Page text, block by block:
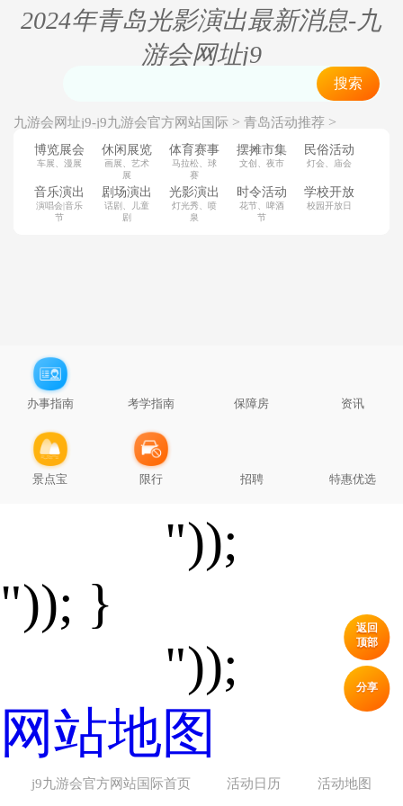
2024年青岛光影演出最新消息-九
游会网址j9
搜索
九游会网址j9-j9九游会官方网站国际 > 青岛活动推荐 >
青岛光影演出 >青岛其他
博览展会
车展、漫展
休闲展览
画展、艺术
展
体育赛事
马拉松、球
赛
摆摊市集
文创、夜市
民俗活动
灯会、庙会
音乐演出
演唱会|音乐
节
剧场演出
话剧、儿童
剧
光影演出
灯光秀、喷
泉
时令活动
花节、啤酒
节
学校开放
校园开放日
j9九游会官方网站国际首页 活动日历 活动地图
返回
顶部
分享
办事指南 考学指南 保障房 资讯
景点宝 限行 招聘 特惠优选
"));
")); }
"));
网站地图